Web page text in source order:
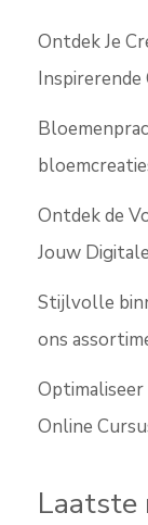
Ontdek Je
Inspirerende
Ontdek de
Jouw
Stijlvolle
ons
Online
Laatste